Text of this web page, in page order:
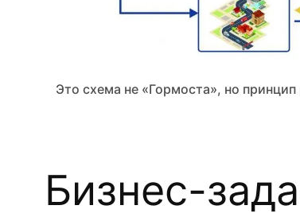
Это схема не «Гормоста», но
Бизнес-